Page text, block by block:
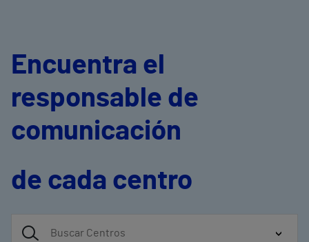
Encuentra el
responsable de
comunicación
de cada centro